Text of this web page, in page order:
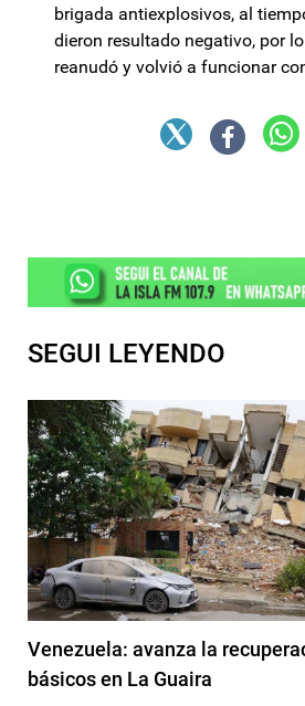
brigada antiexplosivos, al
dieron resultado negativo, por
reanudó y volvió a funcionar
SEGUI LEYENDO
Venezuela: avanza la
básicos en La Guaira